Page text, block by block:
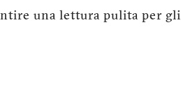
una lettura pulita per gli